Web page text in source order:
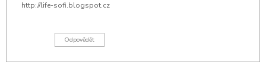
http://life-sofi.blogspot.cz
Odpovědět